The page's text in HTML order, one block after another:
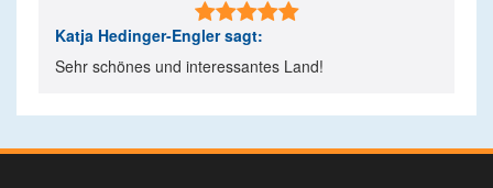

Katja Hedinger-Englersagt:
Sehr schönes und interessantes Land!